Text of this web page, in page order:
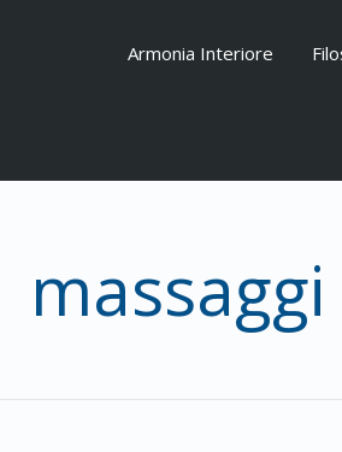
Armonia Interiore
massaggi